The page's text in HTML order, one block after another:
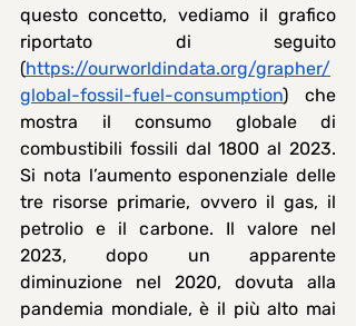
questo concetto, vediamo il grafico
riportato di seguito
(https://ourworldindata.org/grapher/
global-fossil-fuel-consumption) che
mostra il consumo globale di
combustibili fossili dal 1800 al 2023.
Si nota l’aumento esponenziale delle
tre risorse primarie, ovvero il gas, il
petrolio e il carbone. Il valore nel
2023, dopo un apparente
diminuzione nel 2020, dovuta alla
pandemia mondiale, è il più alto mai